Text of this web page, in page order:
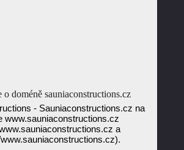
o doméně sauniaconstructions.cz
- Sauniaconstructions.cz na
www.sauniaconstructions.cz
a